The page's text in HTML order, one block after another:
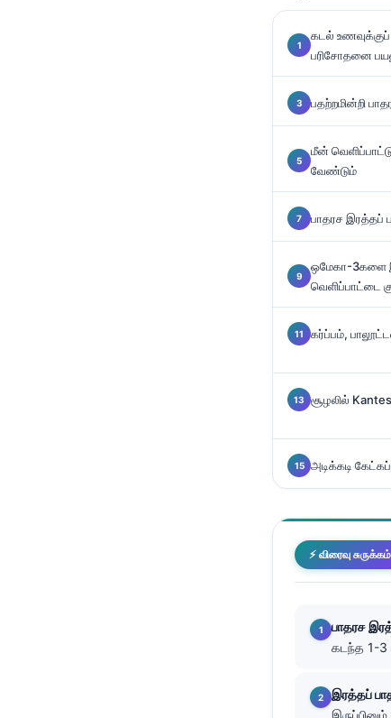
கடல் உணவுக்குப்
பரிசோதனை
பதற்றமின்றி
மீன்
வேண்டும்
பாதரச இரத்தப்
ஒமேகா-3களை
வெளிப்பாட்டை
கர்ப்பம்,
சூழலில்
அடிக்கடி
⚡ விரைவு சுருக்கம்
பாதரச
கடந்த 1-3
இரத்தப்